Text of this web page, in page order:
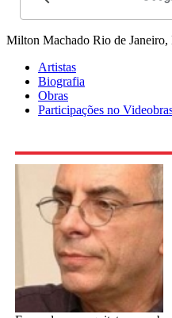
Milton Machado Rio de
Artistas
Biografia
Obras
Participações no